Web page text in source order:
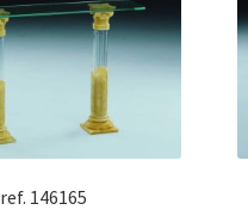
ref. 146165